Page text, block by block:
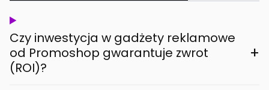
Czy inwestycja w gadżety reklamowe
od Promoshop gwarantuje zwrot
(ROI)?
+